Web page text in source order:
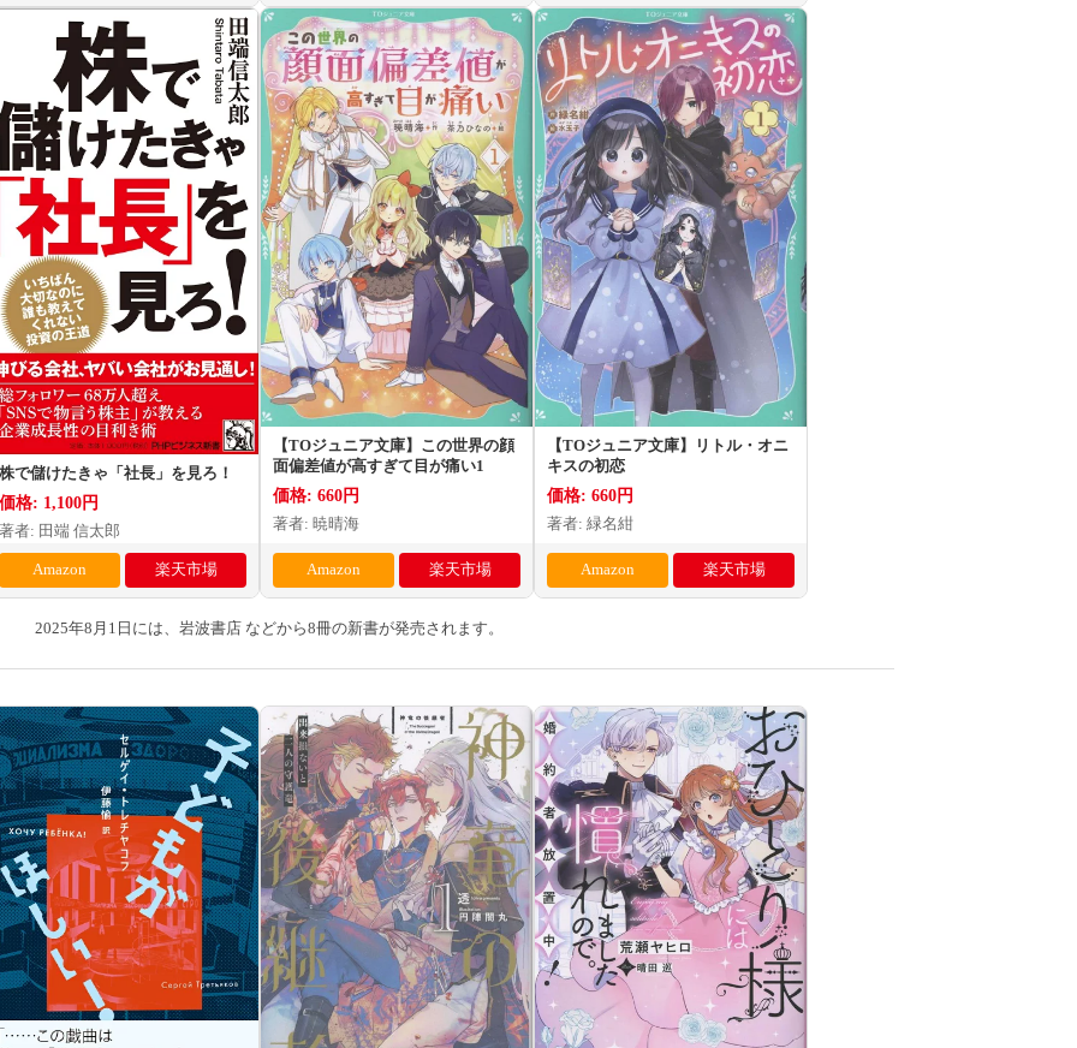
株で儲けたきゃ「社長」を見ろ！
価格: 1,100円
著者: 田端 信太郎
Amazon 楽天市場
【TOジュニア文庫】この世界の顔
面偏差値が高すぎて目が痛い1
価格: 660円
著者: 暁晴海
Amazon 楽天市場
【TOジュニア文庫】リトル・オニ
キスの初恋
価格: 660円
著者: 緑名紺
Amazon 楽天市場
2025年8月1日には、岩波書店 などから8冊の新書が発売されます。